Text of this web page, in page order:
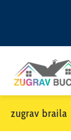
zugrav braila